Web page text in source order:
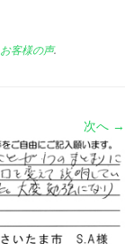
お客様の声.
次へ →